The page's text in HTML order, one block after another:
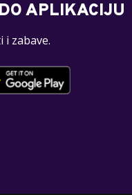
APLIKACIJU
i zabave.